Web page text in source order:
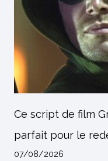
Ce script de film
parfait pour le
07/08/2026